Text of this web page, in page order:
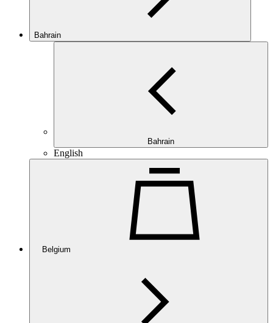
Bahrain
Bahrain
English
Belgium